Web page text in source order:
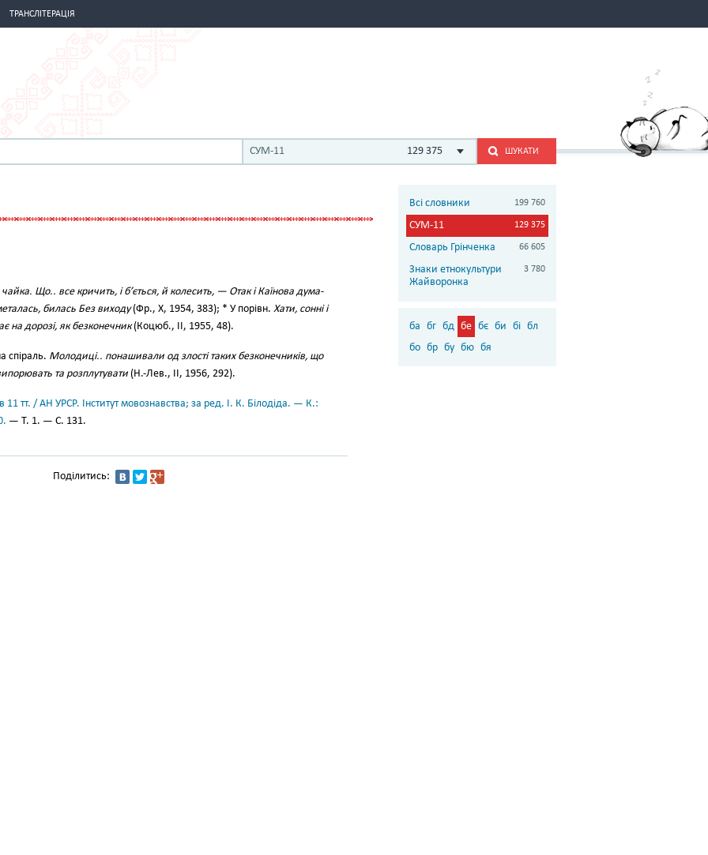
ТРАНСЛІТЕРАЦІЯ
СУМ-11 129 375 ШУКАТИ
Що.. все кричить, і б’ється, й колесить, — Отак і Каїнова дума-
билась Без виходу(Фр., X, 1954, 383); * У порівн. Хати, сонні і
на дорозі, як безконечник(Коцюб., II, 1955, 48).
спіраль. Молодиці.. понашивали од злості таких безконечників, що
та розплутувати (Н.-Лев., II, 1956, 292).
11 тт. / АН УРСР. Інститут мовознавства; за ред. І. К. Білодіда. — К.:
— Т. 1. — С. 131.
Поділитись:
Всі словники 199 760
СУМ-11 129 375
Словарь Грінченка 66 605
Знаки етнокультури
Жайворонка
3 780
ба бг бд бе бє би бі бл
бо бр бу бю бя